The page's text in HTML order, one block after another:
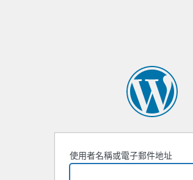
使用者名稱或電子郵件地址